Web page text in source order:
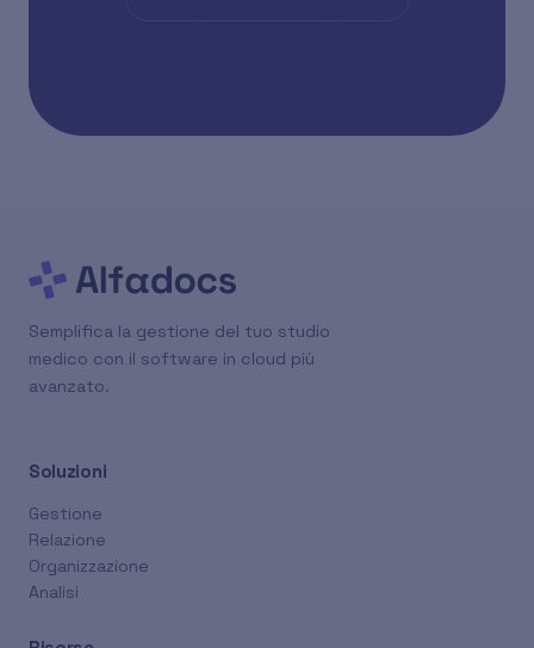
Semplifica la gestione del tuo studio
medico con il software in cloud più
avanzato.
Soluzioni
Gestione
Relazione
Organizzazione
Analisi